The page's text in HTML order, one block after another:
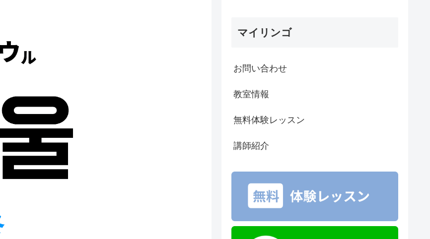
マイリンゴ
お問い合わせ
教室情報
無料体験レッスン
講師紹介